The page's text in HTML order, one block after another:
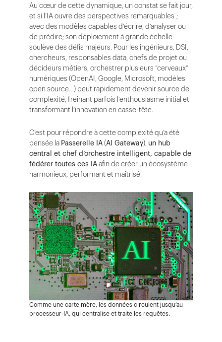
Au cœur de cette dynamique, un constat se fait jour,
et si l’IA ouvre des perspectives remarquables ;
avec des modèles capables d’écrire, d’analyser ou
de prédire; son déploiement à grande échelle
soulève des défis majeurs. Pour les ingénieurs, DSI,
chercheurs, responsables data, chefs de projet ou
décideurs métiers, orchestrer plusieurs “cerveaux”
numériques (OpenAI, Google, Microsoft, modèles
open source…) peut rapidement devenir source de
complexité, freinant parfois l’enthousiasme initial et
transformant l’innovation en casse-tête.
C’est pour répondre à cette complexité qu’a été
pensée la Passerelle IA(AI Gateway), un hub
central et chef d’orchestre intelligent, capable de
fédérer toutes ces IAafin de créer un écosystème
harmonieux, performant et maîtrisé.
Comme une carte mère, les données circulent jusqu’au
processeur-IA, qui centralise et traite les requêtes.